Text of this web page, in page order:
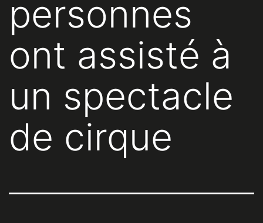
personnes
ont assisté à
un spectacle
de cirque